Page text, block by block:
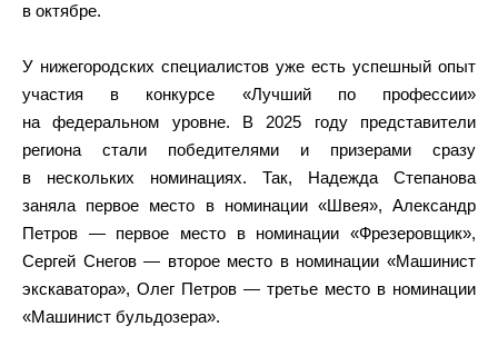
в октябре.
У нижегородских специалистов уже есть успешный опыт
участия в конкурсе «Лучший по профессии»
на федеральном уровне. В 2025 году представители
региона стали победителями и призерами сразу
в нескольких номинациях. Так, Надежда Степанова
заняла первое место в номинации «Швея», Александр
Петров — первое место в номинации «Фрезеровщик»,
Сергей Снегов — второе место в номинации «Машинист
экскаватора», Олег Петров — третье место в номинации
«Машинист бульдозера».